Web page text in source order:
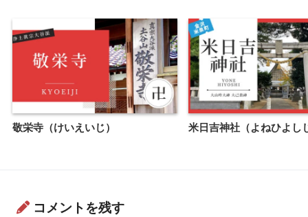
敬栄寺（けいえいじ） 米日吉神社（よねひよし
コメントを残す